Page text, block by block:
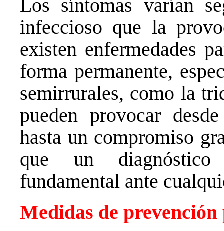
Los síntomas varían
infeccioso que la
existen enfermedades
forma permanente,
semirrurales, como la
pueden provocar
hasta un compromiso
que un diagnóstico
fundamental ante
Medidas de